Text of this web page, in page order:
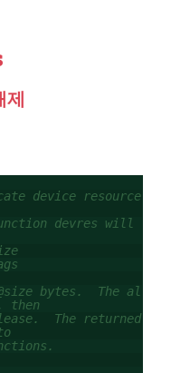
제
device resource
devres will
bytes. The al
then
The returned